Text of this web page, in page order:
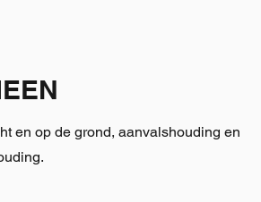
en op de grond, aanvalshouding en